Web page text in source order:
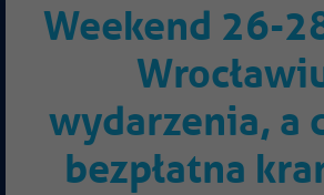
Weekend 26-
wydarzenia, a
bezpłatna